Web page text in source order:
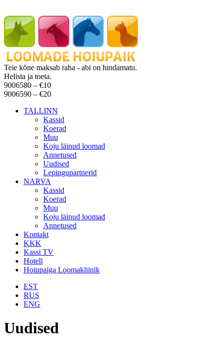
Teie kõne maksab raha - abi on hindamatu.
Helista ja toeta.
9006580 – €10
9006590 – €20
TALLINN
Kassid
Koerad
Muu
Koju läinud loomad
Annetused
Uudised
Lepingupartnerid
NARVA
Kassid
Koerad
Muu
Koju läinud loomad
Annetused
Kontakt
KKK
Kassi TV
Hotell
Hoiupaiga Loomakliinik
EST
RUS
ENG
Uudised